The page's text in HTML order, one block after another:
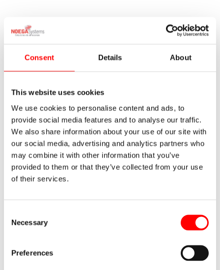
Consent Details About
This website uses cookies
We use cookies to personalise content and ads, to
provide social media features and to analyse our traffic.
We also share information about your use of our site with
our social media, advertising and analytics partners who
may combine it with other information that you’ve
provided to them or that they’ve collected from your use
of their services.
Selection
Necessary
Preferences
Entrada anterior
Entradas relacionadas
Innovación en estanterías para sistemas
Marcado CE de sistemas autoportantes